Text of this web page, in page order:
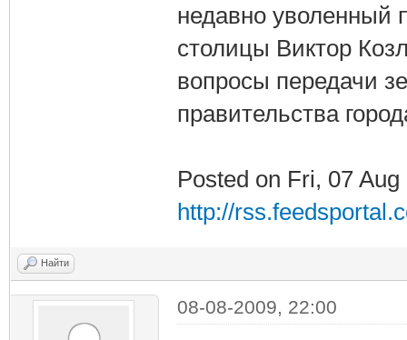
недавно уволенный
столицы Виктор
вопросы передачи
правительства
Posted on Fri, 07
http://
Найти
08-08-2009, 22:00